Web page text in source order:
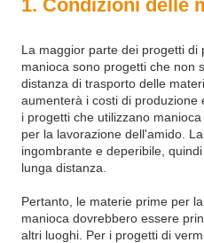
1. Condizioni delle
La maggior parte dei progetti di
manioca sono progetti che non
distanza di trasporto delle
aumenterà i costi di
i progetti che utilizzano
per la lavorazione dell'amido.
ingombrante e deperibile,
lunga distanza.
Pertanto, le materie prime per
manioca dovrebbero essere
altri luoghi. Per i progetti di